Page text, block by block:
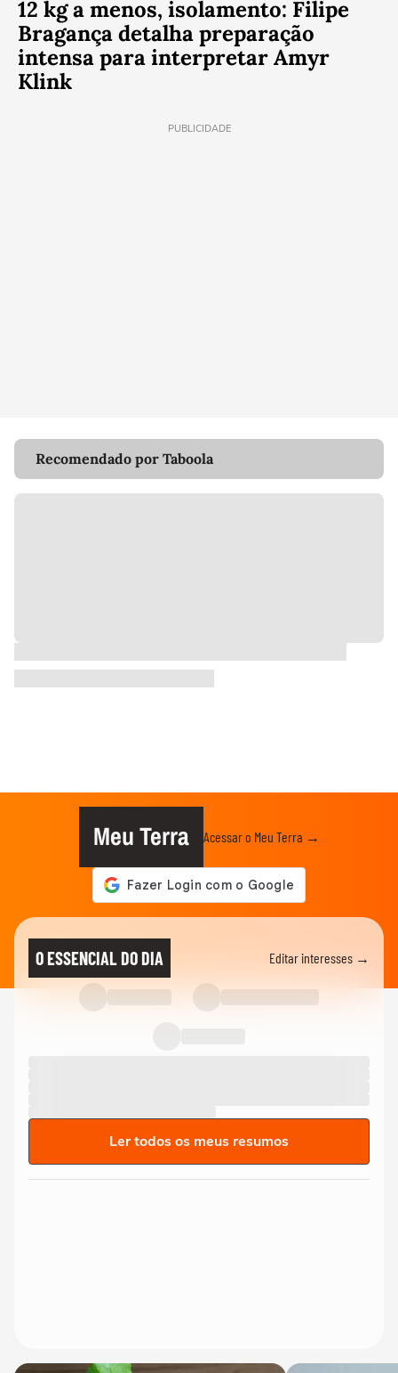
12 kg a menos, isolamento: Filipe
Bragança detalha preparação
intensa para interpretar Amyr
Klink
PUBLICIDADE
Recomendado por Taboola
Meu Terra Acessar o Meu Terra →
O ESSENCIAL DO DIA Editar interesses →
Ler todos os meus resumos